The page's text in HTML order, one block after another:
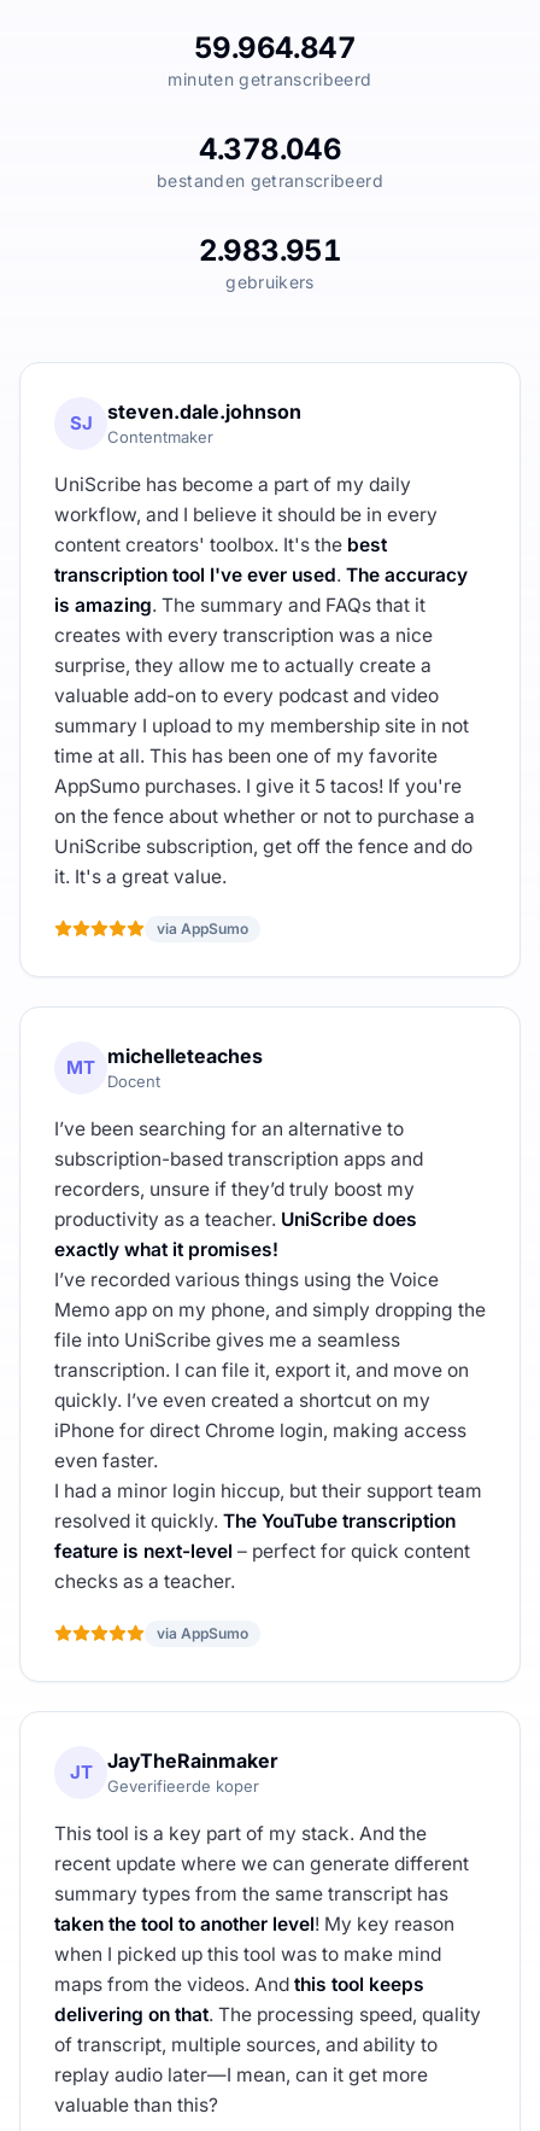
59.964.847
minuten getranscribeerd
4.378.046
bestanden getranscribeerd
2.983.951
gebruikers
SJ steven.dale.johnson
Contentmaker
UniScribe has become a part of my daily
workflow, and I believe it should be in every
content creators' toolbox. It's the best
transcription tool I've ever used. The accuracy
is amazing. The summary and FAQs that it
creates with every transcription was a nice
surprise, they allow me to actually create a
valuable add-on to every podcast and video
summary I upload to my membership site in not
time at all. This has been one of my favorite
AppSumo purchases. I give it 5 tacos! If you're
on the fence about whether or not to purchase a
UniScribe subscription, get off the fence and do
it. It's a great value.
via AppSumo
MT michelleteaches
Docent
I’ve been searching for an alternative to
subscription-based transcription apps and
recorders, unsure if they’d truly boost my
productivity as a teacher. UniScribe does
exactly what it promises!
I’ve recorded various things using the Voice
Memo app on my phone, and simply dropping the
file into UniScribe gives me a seamless
transcription. I can file it, export it, and move on
quickly. I’ve even created a shortcut on my
iPhone for direct Chrome login, making access
even faster.
I had a minor login hiccup, but their support team
resolved it quickly. The YouTube transcription
feature is next-level – perfect for quick content
checks as a teacher.
via AppSumo
JT JayTheRainmaker
Geverifieerde koper
This tool is a key part of my stack. And the
recent update where we can generate different
summary types from the same transcript has
taken the tool to another level! My key reason
when I picked up this tool was to make mind
maps from the videos. And this tool keeps
delivering on that. The processing speed, quality
of transcript, multiple sources, and ability to
replay audio later—I mean, can it get more
valuable than this?